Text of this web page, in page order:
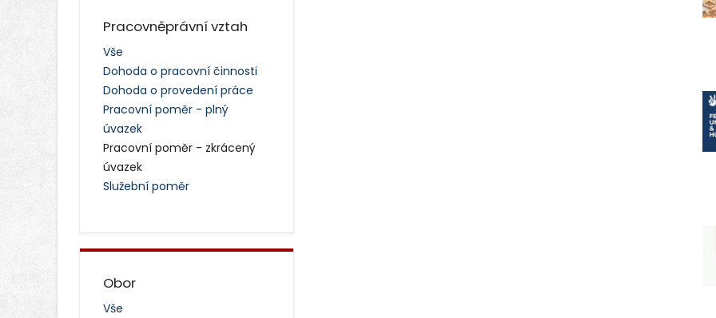
Pracovněprávní vztah
Vše
Dohoda o pracovní činnosti
Dohoda o provedení práce
Pracovní poměr - plný
úvazek
Pracovní poměr - zkrácený
úvazek
Služební poměr
Obor
Vše